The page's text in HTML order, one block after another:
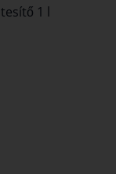
1 l